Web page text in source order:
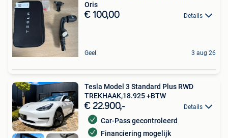
Oris
€ 100,00 Details
Geel 3 aug 26
Tesla Model 3 Standard Plus RWD
TREKHAAK,18.925 +BTW
€ 22.900,- Details
Car-Pass gecontroleerd
Financiering mogelijk